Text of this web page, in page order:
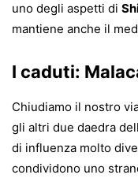
uno degli aspetti di
mantiene anche il
I caduti:
Chiudiamo il nostro
gli altri due daedra
di influenza molto
condividono uno